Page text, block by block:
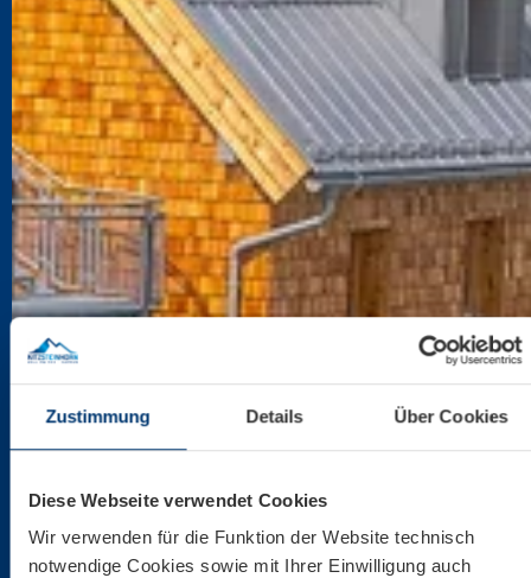
Zustimmung Details Über Cookies
Diese Webseite verwendet Cookies
Wir verwenden für die Funktion der Website technisch
notwendige Cookies sowie mit Ihrer Einwilligung auch